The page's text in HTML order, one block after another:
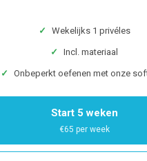
✓ Wekelijks 1 privéles
✓ Incl. materiaal
✓ Onbeperkt oefenen met onze
Start 5 weken
€65 per week